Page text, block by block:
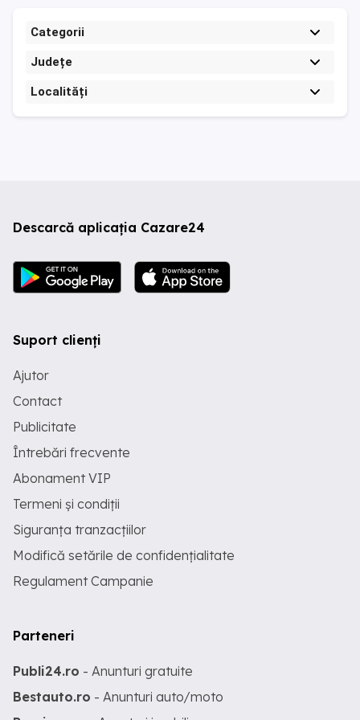
Categorii
Județe
Localități
Descarcă aplicația Cazare24
Suport clienți
Ajutor
Contact
Publicitate
Întrebări frecvente
Abonament VIP
Termeni și condiții
Siguranța tranzacțiilor
Modifică setările de confidențialitate
Regulament Campanie
Parteneri
Publi24.ro - Anunturi gratuite
Bestauto.ro - Anunturi auto/moto